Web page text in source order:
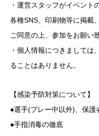
・運営スタッフがイベント
各種SNS、印刷物等に掲載
ご同意の上、参加をお願い
・個人情報につきましては
ることはありません。
【感染予防対策について】
●選手(プレー中以外)、保
●手指消毒の徹底